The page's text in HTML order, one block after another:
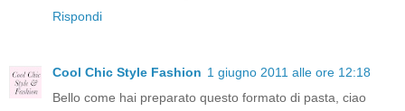
Rispondi
Cool Chic Style Fashion 1 giugno 2011 alle ore 12:18
Bello come hai preparato questo formato di pasta, ciao